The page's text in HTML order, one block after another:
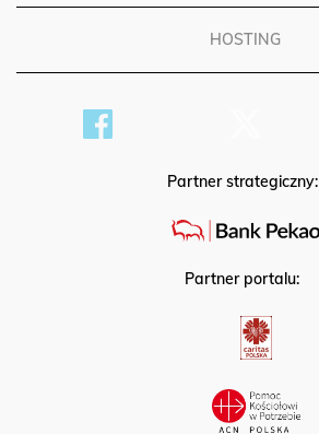
HOSTING
Partner strategiczny:
Partner portalu: